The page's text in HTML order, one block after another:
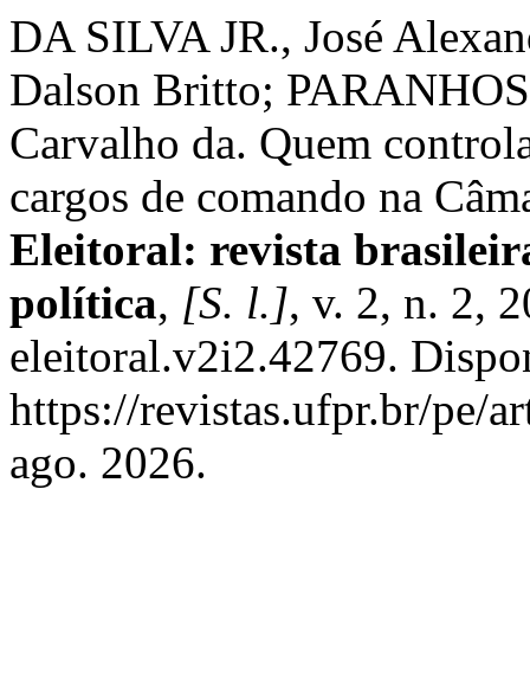
DA SILVA JR., José
Dalson Britto;
Carvalho da. Quem
cargos de comando na
Eleitoral: revista
política, [S. l.], v. 2, n. 2,
eleitoral.v2i2.42769.
https://revistas.ufpr.br/pe/
ago. 2026.